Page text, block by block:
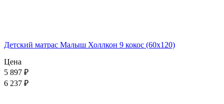
Детский матрас Малыш Холлкон 9 кокос (60x120)
Цена
5 897 ₽
6 237 ₽